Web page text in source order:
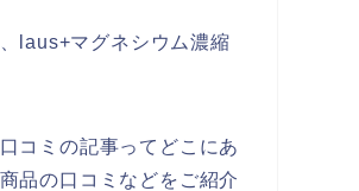
laus+マグネシウム濃縮
コミの記事ってどこにあ
品の口コミなどをご紹介